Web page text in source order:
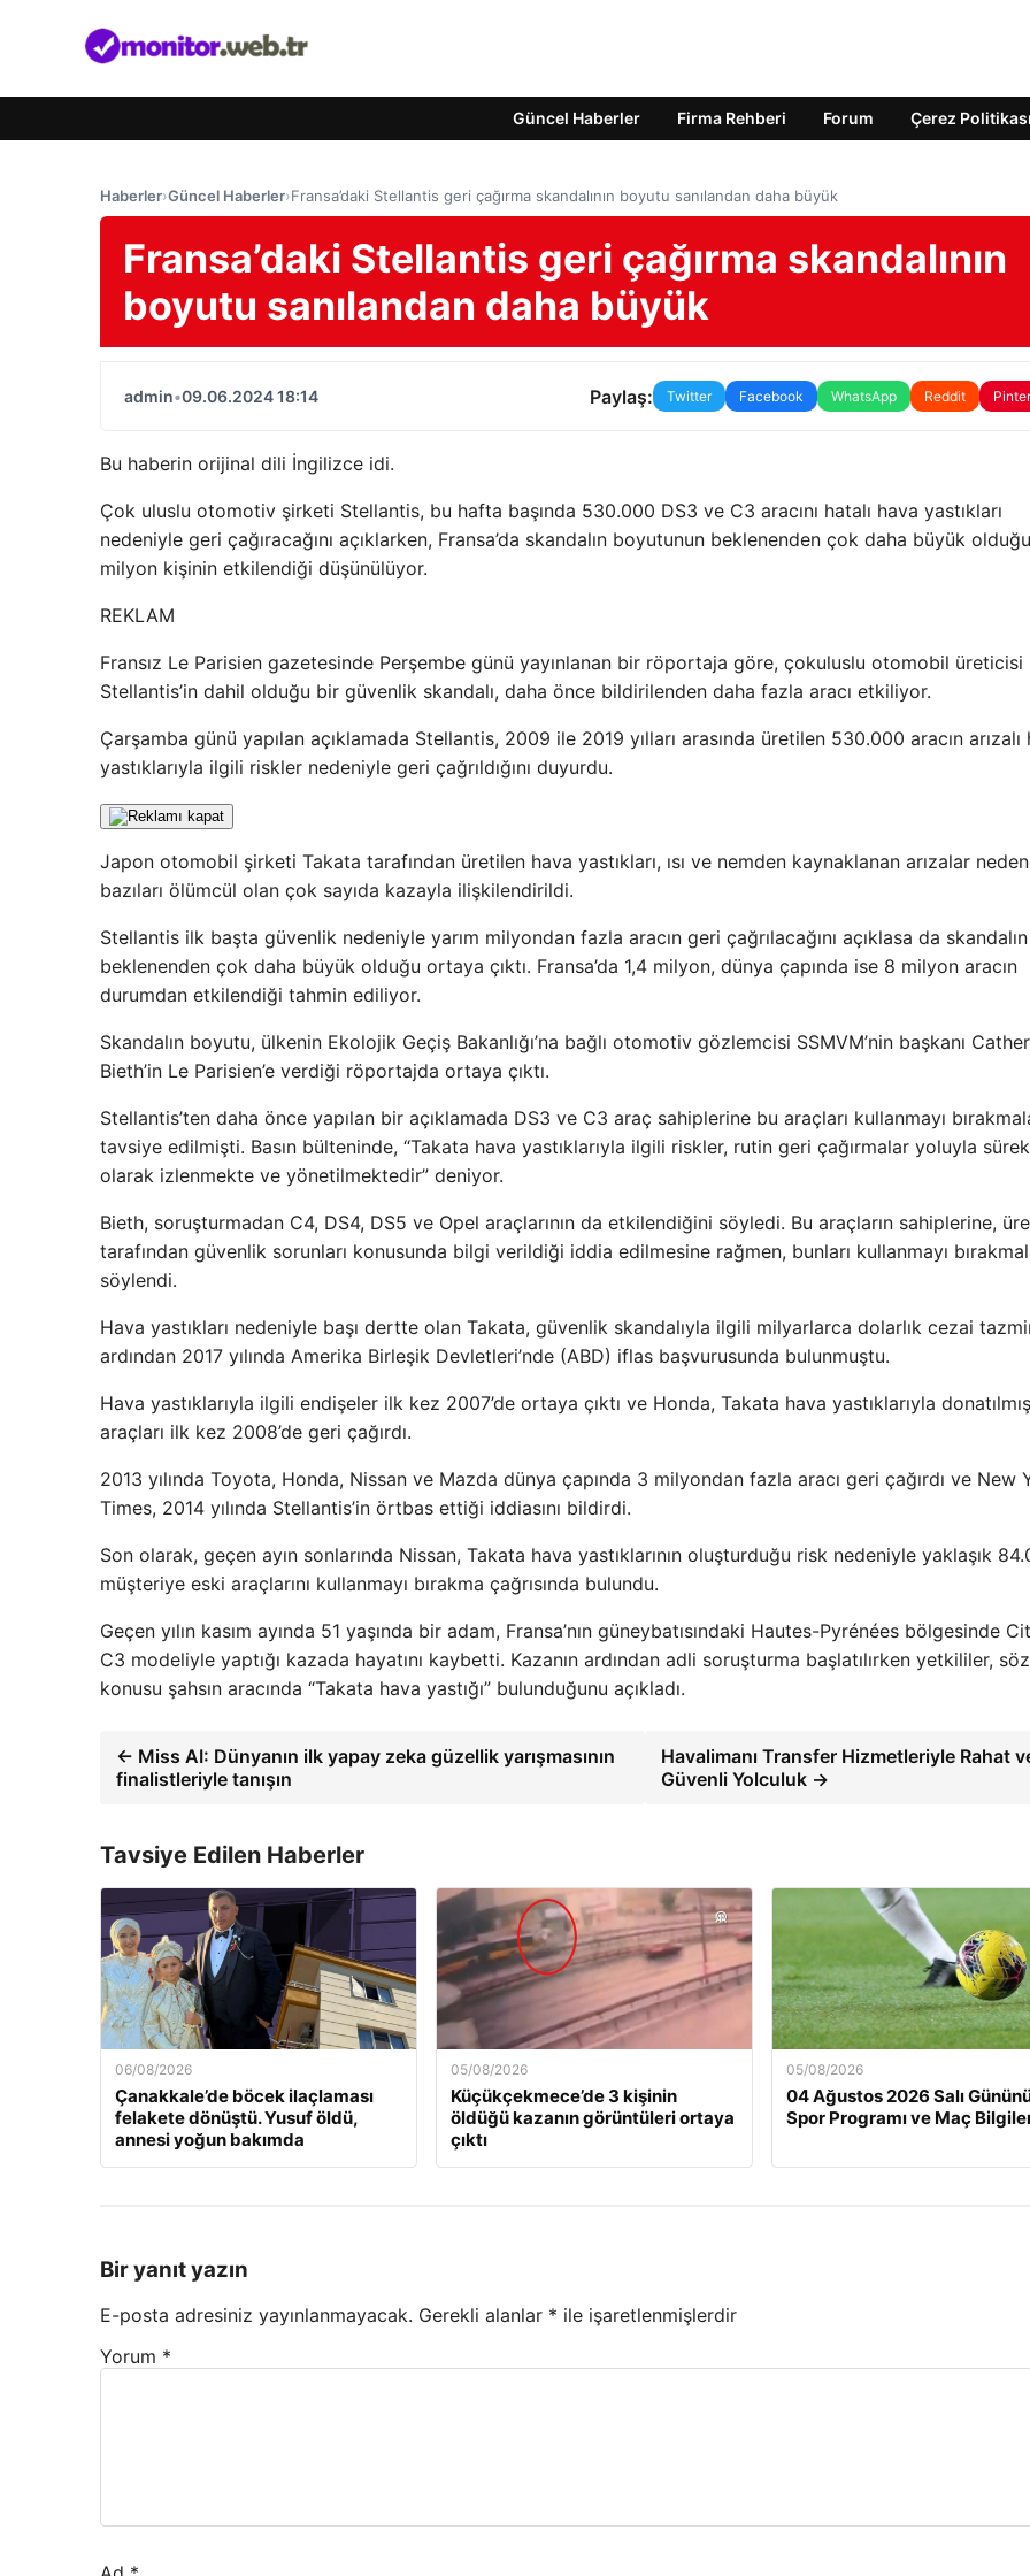
Güncel Haberler Firma Rehberi Forum Çerez Politikası
Haberler›Güncel Haberler›Fransa’daki Stellantis geri çağırma skandalının boyutu sanılandan daha büyük
Fransa’daki Stellantis geri çağırma skandalının
boyutu sanılandan daha büyük
admin•09.06.2024 18:14 Paylaş: Twitter Facebook WhatsApp Reddit
Bu haberin orijinal dili İngilizce idi.
Çok uluslu otomotiv şirketi Stellantis, bu hafta başında 530.000 DS3 ve C3 aracını hatalı hava yastıkları
nedeniyle geri çağıracağını açıklarken, Fransa’da skandalın boyutunun beklenenden çok daha büyük
milyon kişinin etkilendiği düşünülüyor.
REKLAM
Fransız Le Parisien gazetesinde Perşembe günü yayınlanan bir röportaja göre, çokuluslu otomobil üreticisi
Stellantis’in dahil olduğu bir güvenlik skandalı, daha önce bildirilenden daha fazla aracı etkiliyor.
Çarşamba günü yapılan açıklamada Stellantis, 2009 ile 2019 yılları arasında üretilen 530.000 aracın arızalı
yastıklarıyla ilgili riskler nedeniyle geri çağrıldığını duyurdu.
Japon otomobil şirketi Takata tarafından üretilen hava yastıkları, ısı ve nemden kaynaklanan arızalar
bazıları ölümcül olan çok sayıda kazayla ilişkilendirildi.
Stellantis ilk başta güvenlik nedeniyle yarım milyondan fazla aracın geri çağrılacağını açıklasa da skandalın
beklenenden çok daha büyük olduğu ortaya çıktı. Fransa’da 1,4 milyon, dünya çapında ise 8 milyon aracın
durumdan etkilendiği tahmin ediliyor.
Skandalın boyutu, ülkenin Ekolojik Geçiş Bakanlığı’na bağlı otomotiv gözlemcisi SSMVM’nin başkanı
Bieth’in Le Parisien’e verdiği röportajda ortaya çıktı.
Stellantis’ten daha önce yapılan bir açıklamada DS3 ve C3 araç sahiplerine bu araçları kullanmayı
tavsiye edilmişti. Basın bülteninde, “Takata hava yastıklarıyla ilgili riskler, rutin geri çağırmalar yoluyla
olarak izlenmekte ve yönetilmektedir” deniyor.
Bieth, soruşturmadan C4, DS4, DS5 ve Opel araçlarının da etkilendiğini söyledi. Bu araçların sahiplerine,
tarafından güvenlik sorunları konusunda bilgi verildiği iddia edilmesine rağmen, bunları kullanmayı
söylendi.
Hava yastıkları nedeniyle başı dertte olan Takata, güvenlik skandalıyla ilgili milyarlarca dolarlık cezai
ardından 2017 yılında Amerika Birleşik Devletleri’nde (ABD) iflas başvurusunda bulunmuştu.
Hava yastıklarıyla ilgili endişeler ilk kez 2007’de ortaya çıktı ve Honda, Takata hava yastıklarıyla donatılmış
araçları ilk kez 2008’de geri çağırdı.
2013 yılında Toyota, Honda, Nissan ve Mazda dünya çapında 3 milyondan fazla aracı geri çağırdı ve New
Times, 2014 yılında Stellantis’in örtbas ettiği iddiasını bildirdi.
Son olarak, geçen ayın sonlarında Nissan, Takata hava yastıklarının oluşturduğu risk nedeniyle yaklaşık
müşteriye eski araçlarını kullanmayı bırakma çağrısında bulundu.
Geçen yılın kasım ayında 51 yaşında bir adam, Fransa’nın güneybatısındaki Hautes-Pyrénées bölgesinde
C3 modeliyle yaptığı kazada hayatını kaybetti. Kazanın ardından adli soruşturma başlatılırken yetkililer, söz
konusu şahsın aracında “Takata hava yastığı” bulunduğunu açıkladı.
← Miss AI: Dünyanın ilk yapay zeka güzellik yarışmasının
finalistleriyle tanışın
Havalimanı Transfer Hizmetleriyle Rahat
Güvenli Yolculuk →
Tavsiye Edilen Haberler
06/08/2026
Çanakkale’de böcek ilaçlaması
felakete dönüştü. Yusuf öldü,
annesi yoğun bakımda
05/08/2026
Küçükçekmece’de 3 kişinin
öldüğü kazanın görüntüleri ortaya
çıktı
05/08/2026
04 Ağustos 2026 Salı
Spor Programı ve Maç
Bir yanıt yazın
E-posta adresiniz yayınlanmayacak. Gerekli alanlar * ile işaretlenmişlerdir
Yorum *